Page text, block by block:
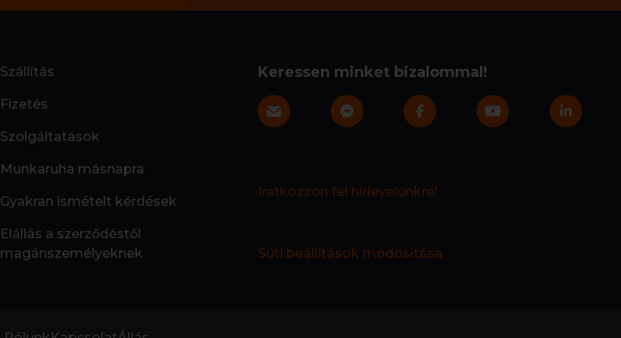
Szállítás
Fizetés
Szolgáltatások
Munkaruha másnapra
Gyakran ismételt kérdések
Elállás a szerződéstől
magánszemélyeknek
Keressen minket bizalommal!
Iratkozzon fel hírlevelünkre!
Süti beállítások módosítása